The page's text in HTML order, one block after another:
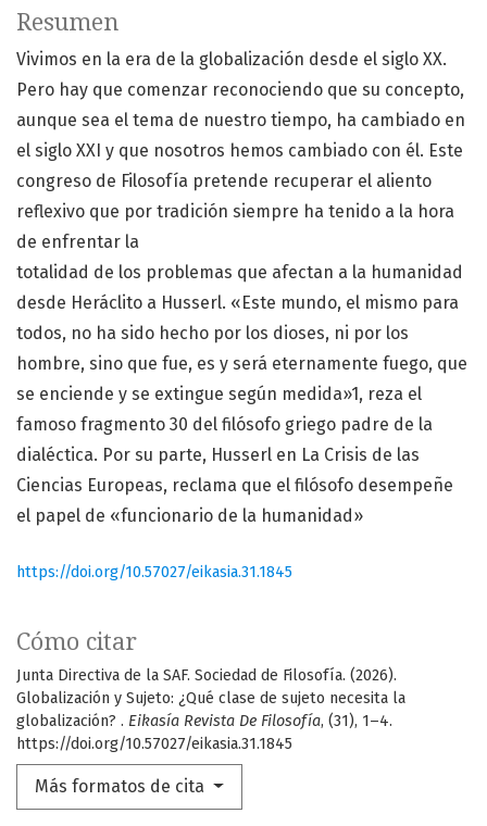
Cómo citar
Junta Directiva de la SAF. Sociedad de Filosofía. (2026).
Globalización y Sujeto: ¿Qué clase de sujeto necesita la
globalización? . Eikasía Revista De Filosofía, (31), 1–4.
https://doi.org/10.57027/eikasia.31.1845
Más formatos de cita
Resumen
Vivimos en la era de la globalización desde el siglo XX.
Pero hay que comenzar reconociendo que su concepto,
aunque sea el tema de nuestro tiempo, ha cambiado en
el siglo XXI y que nosotros hemos cambiado con él. Este
congreso de Filosofía pretende recuperar el aliento
reflexivo que por tradición siempre ha tenido a la hora
de enfrentar la
totalidad de los problemas que afectan a la humanidad
desde Heráclito a Husserl. «Este mundo, el mismo para
todos, no ha sido hecho por los dioses, ni por los
hombre, sino que fue, es y será eternamente fuego, que
se enciende y se extingue según medida»1, reza el
famoso fragmento 30 del filósofo griego padre de la
dialéctica. Por su parte, Husserl en La Crisis de las
Ciencias Europeas, reclama que el filósofo desempeñe
el papel de «funcionario de la humanidad»
https://doi.org/10.57027/eikasia.31.1845